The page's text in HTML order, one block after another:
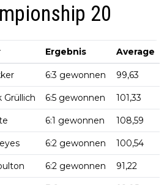
20
Ergebnis Average
6:3 gewonnen 99,63
Grüllich 6:5 gewonnen 101,33
6:1 gewonnen 108,59
6:2 gewonnen 100,54
6:2 gewonnen 91,22